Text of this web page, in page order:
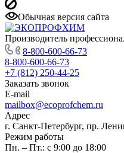
Обычная версия сайта
Производитель
8-800-600-66-73
8-800-600-66-73
+7 (812) 250-44-25
Заказать звонок
E-mail
mailbox@ecoprofchem.ru
Адрес
г. Санкт-Петербург, пр.
Режим работы
Пн. – Пт.: с 9:00 до 18:00